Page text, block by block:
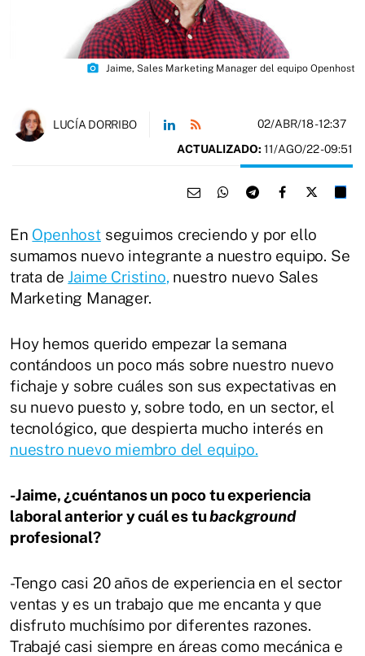
photo_camera Jaime, Sales Marketing Manager del equipo Openhost
LUCÍA DORRIBO 02/ABR/18- 12:37
ACTUALIZADO: 11/AGO/22 - 09:51
En Openhostseguimos creciendo y por ello
sumamos nuevo integrante a nuestro equipo. Se
trata de Jaime Cristino, nuestro nuevo Sales
Marketing Manager.
Hoy hemos querido empezar la semana
contándoos un poco más sobre nuestro nuevo
fichaje y sobre cuáles son sus expectativas en
su nuevo puesto y, sobre todo, en un sector, el
tecnológico, que despierta mucho interés en
nuestro nuevo miembro del equipo.
-Jaime, ¿cuéntanos un poco tu experiencia
laboral anterior y cuál es tubackground
profesional?
-Tengo casi 20 años de experiencia en el sector
ventas y es un trabajo que me encanta y que
disfruto muchísimo por diferentes razones.
Trabajé casi siempre en áreas como mecánica e